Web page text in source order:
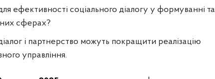
ефективності соціального діалогу у формуванні та
сферах?
і партнерство можуть покращити реалізацію
управління.